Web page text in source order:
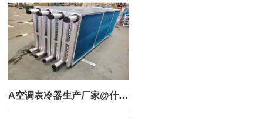
A空调表冷器生产厂家@什么是表冷器@图片，价格